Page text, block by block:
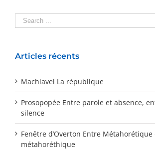
Articles récents
Machiavel La république
Prosopopée Entre parole et absence,
silence
Fenêtre d’Overton Entre Métahorétique
métahoréthique